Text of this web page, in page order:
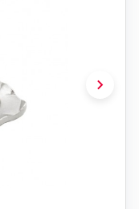
chevron_right